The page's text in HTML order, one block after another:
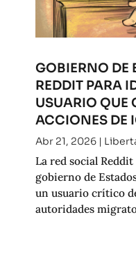
GOBIERNO DE
REDDIT PARA
USUARIO QUE
ACCIONES DE
Abr 21, 2026|
La red social
gobierno de
un usuario crítico
autoridades